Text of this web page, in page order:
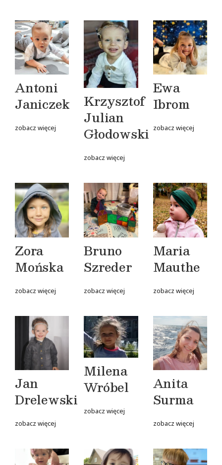
Antoni
Janiczek
zobacz więcej
Krzysztof
Julian
Głodowski
zobacz więcej
Ewa
Ibrom
zobacz więcej
Zora
Mońska
zobacz więcej
Bruno
Szreder
zobacz więcej
Maria
Mauthe
zobacz więcej
Jan
Drelewski
zobacz więcej
Milena
Wróbel
zobacz więcej
Anita
Surma
zobacz więcej